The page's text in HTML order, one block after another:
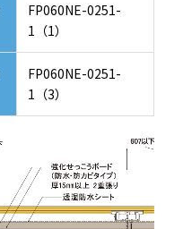
FP060NE-0251-
1（1）
FP060NE-0251-
1（3）